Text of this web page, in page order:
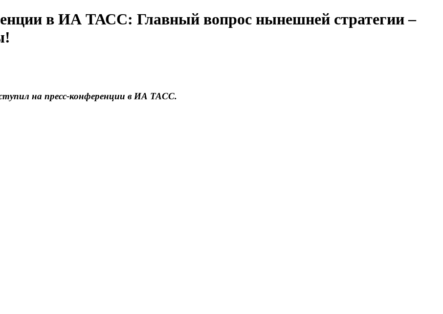
в ИА ТАСС: Главный вопрос нынешней стратегии –
на пресс-конференции в ИА ТАСС.